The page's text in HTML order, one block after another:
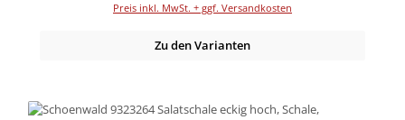
Preis inkl. MwSt. + ggf. Versandkosten
Zu den Varianten